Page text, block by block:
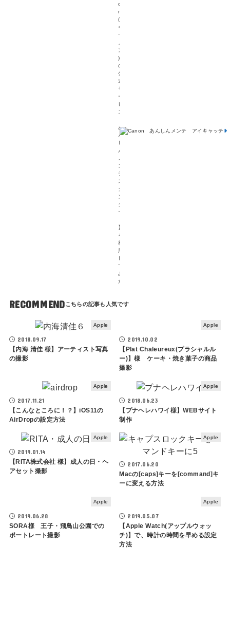
o
n
(
キ
ヤ
ノ
ン
)
の
公
式
サ
ー
ビ
ス
あ
ん
ん
メ
ン
テ
ス
タ
ン
ダ
ー
】
を
利
用
て
み
た
RECOMMEND
Apple
2018.09.17
【内海 清佳 様】アーティスト写真
の撮影
Apple
2019.10.02
【Plat Chaleureux(プラシャルル
ー)】様 ケーキ・焼き菓子の商品
撮影
Apple
2017.11.21
【こんなところに！？】iOS11の
AirDropの設定方法
Apple
2018.06.23
【プナヘレハワイ様】WEBサイト
制作
Apple
2019.01.14
【RITA株式会社 様】成人の日・ヘ
アセット撮影
Apple
2017.06.20
Macの[caps]キーを[command]キ
ーに変える方法
Apple
2019.06.28
SORA様 王子・飛鳥山公園での
ポートレート撮影
Apple
2019.05.07
【Apple Watch(アップルウォッ
チ)】で、時計の時間を早める設定
方法